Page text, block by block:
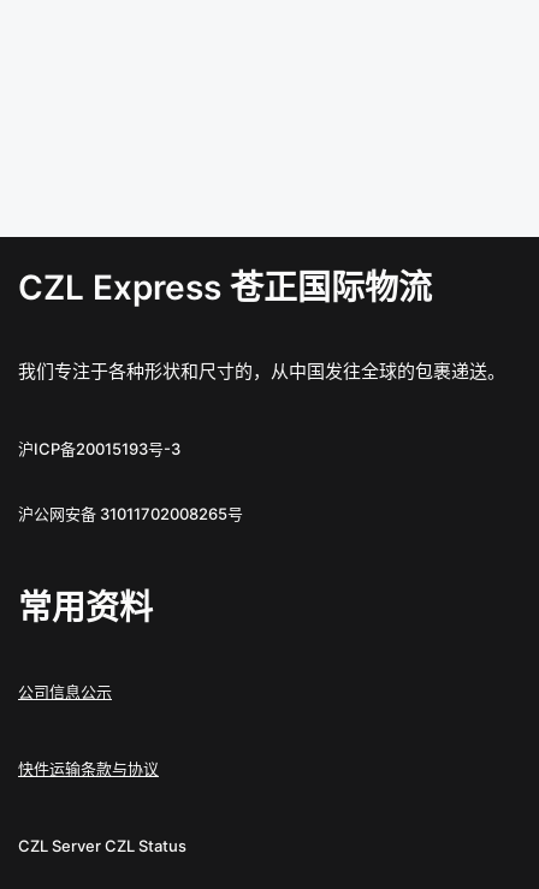
CZL Express 苍正国际物流
我们专注于各种形状和尺寸的，从中国发往全球的包裹递送。
沪ICP备20015193号-3
沪公网安备 31011702008265号
常用资料
公司信息公示
快件运输条款与协议
CZL ServerCZL Status